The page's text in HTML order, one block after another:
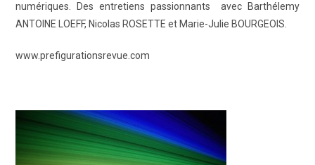
numériques. Des entretiens passionnants avec Barthélemy
ANTOINE LOEFF, Nicolas ROSETTE et Marie-Julie BOURGEOIS.
www.prefigurationsrevue.com